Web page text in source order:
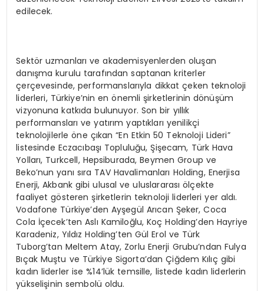
edilecek.
Sektör uzmanları ve akademisyenlerden oluşan
danışma kurulu tarafından saptanan kriterler
çerçevesinde, performanslarıyla dikkat çeken teknoloji
liderleri, Türkiye’nin en önemli şirketlerinin dönüşüm
vizyonuna katkıda bulunuyor. Son bir yıllık
performansları ve yatırım yaptıkları yenilikçi
teknolojilerle öne çıkan “En Etkin 50 Teknoloji Lideri”
listesinde Eczacıbaşı Topluluğu, Şişecam, Türk Hava
Yolları, Turkcell, Hepsiburada, Beymen Group ve
Beko’nun yanı sıra TAV Havalimanları Holding, Enerjisa
Enerji, Akbank gibi ulusal ve uluslararası ölçekte
faaliyet gösteren şirketlerin teknoloji liderleri yer aldı.
Vodafone Türkiye’den Ayşegül Arıcan Şeker, Coca
Cola İçecek’ten Aslı Kamiloğlu, Koç Holding’den Hayriye
Karadeniz, Yıldız Holding’ten Gül Erol ve Türk
Tuborg’tan Meltem Atay, Zorlu Enerji Grubu’ndan Fulya
Bıçak Muştu ve Türkiye Sigorta’dan Çiğdem Kılıç gibi
kadın liderler ise %14’lük temsille, listede kadın liderlerin
yükselişinin sembolü oldu.